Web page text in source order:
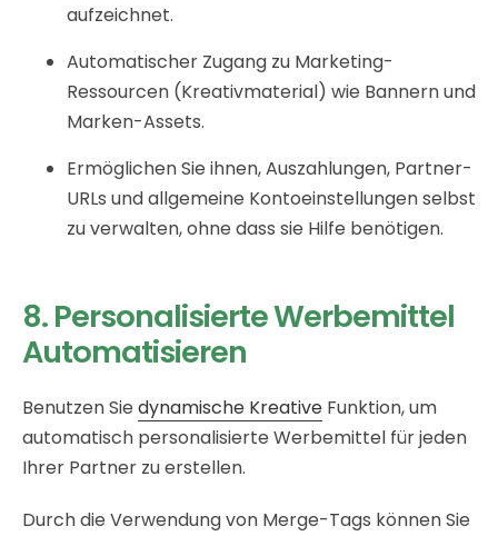
aufzeichnet.
Automatischer Zugang zu Marketing-
Ressourcen (Kreativmaterial) wie Bannern und
Marken-Assets.
Ermöglichen Sie ihnen, Auszahlungen, Partner-
URLs und allgemeine Kontoeinstellungen selbst
zu verwalten, ohne dass sie Hilfe benötigen.
8. Personalisierte Werbemittel
Automatisieren
Benutzen Sie dynamische Kreative Funktion, um
automatisch personalisierte Werbemittel für jeden
Ihrer Partner zu erstellen.
Durch die Verwendung von Merge-Tags können Sie